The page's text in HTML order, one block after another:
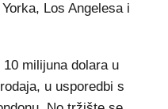
Los Angelesa i
milijuna dolara u
u usporedbi s